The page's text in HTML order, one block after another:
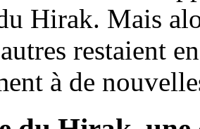
Hirak. Mais
restaient
à de